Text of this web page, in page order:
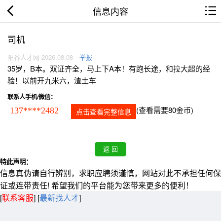
信息内容
司机
阳谷人才网 2026.08.08 举报
35岁，B本。双证齐全，马上下A本！有跑长途，和拉大超的经
验！以前开九米六，渣土车
联系人手机/微信：
137****2482 点击查看完整信息 (查看需要80金币)
特此声明：
信息真伪请自行辨别，求职应聘须谨慎，网站对此不承担任何保
证或连带责任! 希望我们的平台能为您带来更多的便利！
[联系客服] [最新找人才]